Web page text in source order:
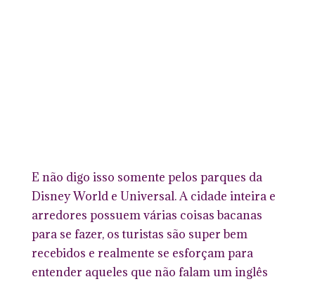
E não digo isso somente pelos parques da
Disney World e Universal. A cidade inteira e
arredores possuem várias coisas bacanas
para se fazer, os turistas são super bem
recebidos e realmente se esforçam para
entender aqueles que não falam um inglês